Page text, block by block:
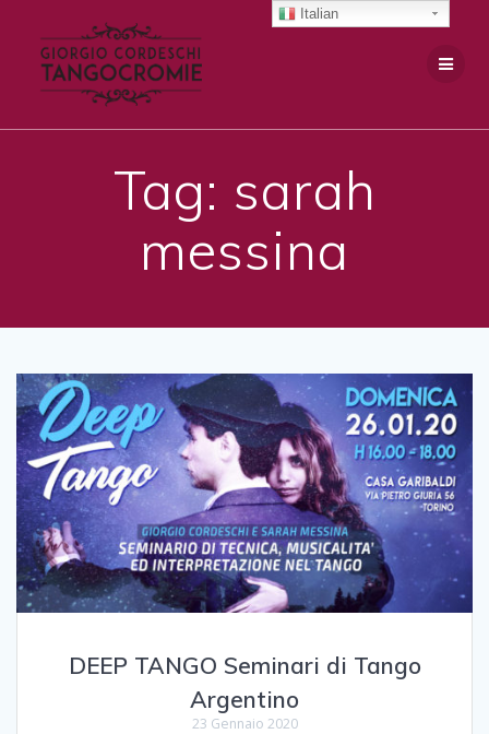
Tag: sarah
messina
DEEP TANGO Seminari di Tango
Argentino
23 Gennaio 2020
Italian